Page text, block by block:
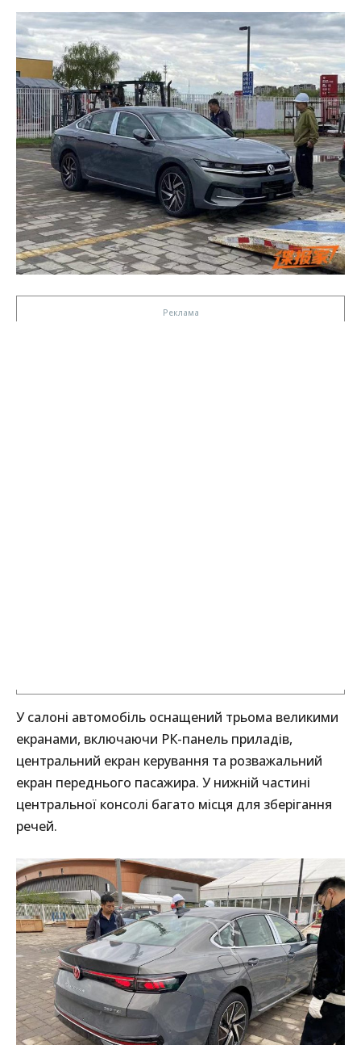
У салоні автомобіль оснащений трьома великими
екранами, включаючи РК-панель приладів,
центральний екран керування та розважальний
екран переднього пасажира. У нижній частині
центральної консолі багато місця для зберігання
речей.